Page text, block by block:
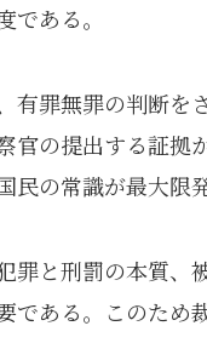
ある。
罪無罪の判断を
官の提出する証
民の常識が最大限
と刑罰の本質、
である。このた